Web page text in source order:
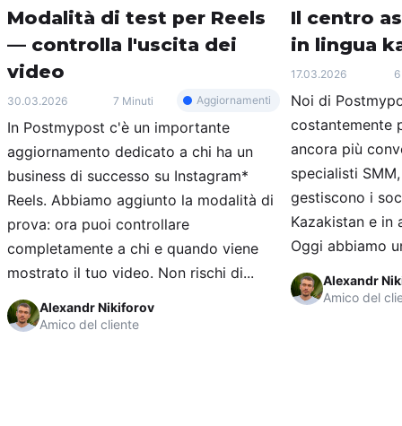
Modalità di test per Reels
— controlla l'uscita dei
video
30.03.2026 7 Minuti Aggiornamenti
In Postmypost c'è un importante
aggiornamento dedicato a chi ha un
business di successo su Instagram*
Reels. Abbiamo aggiunto la modalità di
prova: ora puoi controllare
completamente a chi e quando viene
mostrato il tuo video. Non rischi di...
Alexandr Nikiforov
Amico del cliente
Il centro
in lingua
17.03.2026
Noi di
costantemente
ancora più
specialisti
gestiscono i
Kazakistan e in
Oggi abbiamo
Alexandr
Amico del